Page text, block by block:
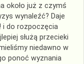
około już z czymś
wynaleźć? Daje
i do rozpoczęcia
służą przecieki
niedawno w
ponoć wyznania